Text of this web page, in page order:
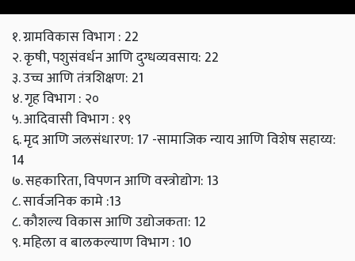
१. ग्रामविकास विभाग : 22
२. कृषी, पशुसंवर्धन आणि दुग्धव्यवसाय: 22
३. उच्च आणि तंत्रशिक्षण: 21
४. गृह विभाग : २०
५. आदिवासी विभाग : १९
६. मृद आणि जलसंधारण: 17 -सामाजिक न्याय आणि विशेष सहाय्य:
14
७. सहकारिता, विपणन आणि वस्त्रोद्योग: 13
८. सार्वजनिक कामे :13
८. कौशल्य विकास आणि उद्योजकता: 12
९. महिला व बालकल्याण विभाग : 10